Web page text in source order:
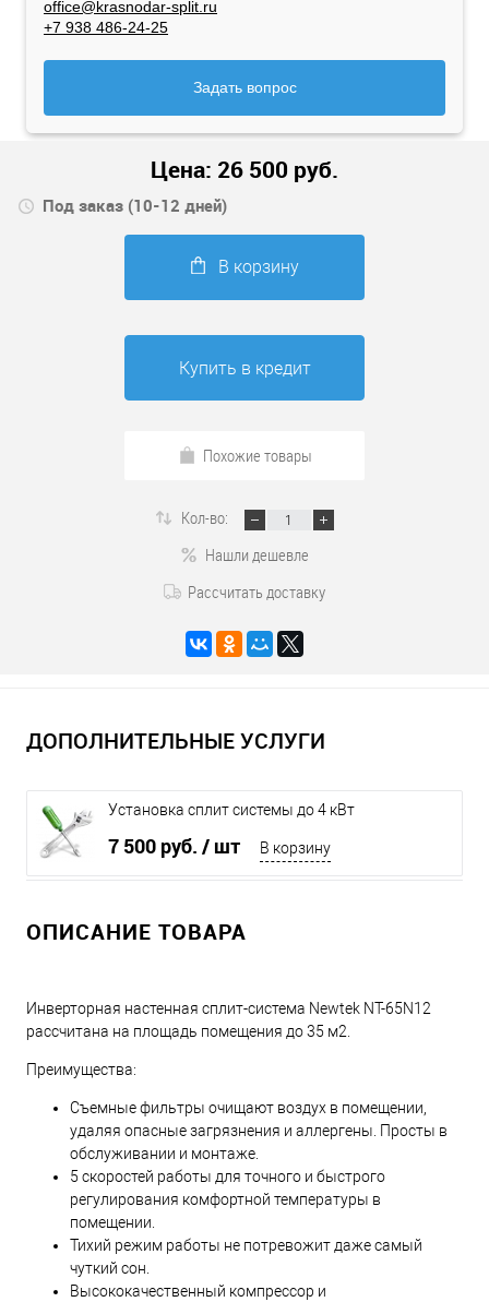
office@krasnodar-split.ru
+7 938 486-24-25
Задать вопрос
Цена: 26 500 руб.
Под заказ (10-12 дней)
В корзину
Купить в кредит
Похожие товары
Кол-во:
Нашли дешевле
Рассчитать доставку
ДОПОЛНИТЕЛЬНЫЕ УСЛУГИ
Установка сплит системы до 4 кВт
7 500 руб. / шт В корзину
ОПИСАНИЕ ТОВАРА
Инверторная настенная сплит-система Newtek NT-65N12
рассчитана на площадь помещения до 35 м2.
Преимущества:
Съемные фильтры очищают воздух в помещении,
удаляя опасные загрязнения и аллергены. Просты в
обслуживании и монтаже.
5 скоростей работы для точного и быстрого
регулирования комфортной температуры в
помещении.
Тихий режим работы не потревожит даже самый
чуткий сон.
Высококачественный компрессор и